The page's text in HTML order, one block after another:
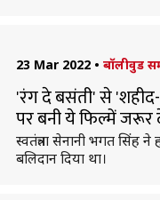
23 Mar 2022 • बॉलीवुड
'रंग दे बसंती' से
पर बनी ये फिल्में
स्वतंत्रता सेनानी भगत सिंह
बलिदान दिया था।